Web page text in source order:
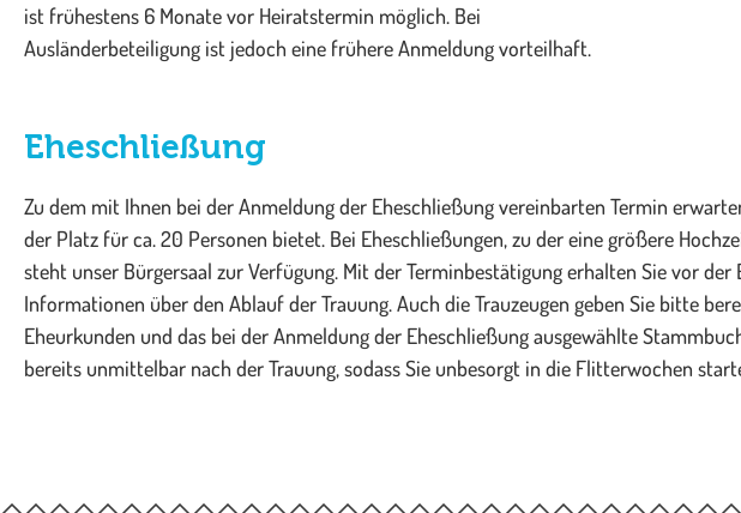
ist frühestens 6 Monate vor Heiratstermin möglich. Bei
Ausländerbeteiligung ist jedoch eine frühere Anmeldung vorteilhaft.
Eheschließung​
Zu dem mit Ihnen bei der Anmeldung der Eheschließung vereinbarten Termin
der Platz für ca. 20 Personen bietet. Bei Eheschließungen, zu der eine größere
steht unser Bürgersaal zur Verfügung. Mit der Terminbestätigung erhalten Sie vor der
Informationen über den Ablauf der Trauung. Auch die Trauzeugen geben Sie bitte
Eheurkunden und das bei der Anmeldung der Eheschließung ausgewählte
bereits unmittelbar nach der Trauung, sodass Sie unbesorgt in die Flitterwochen